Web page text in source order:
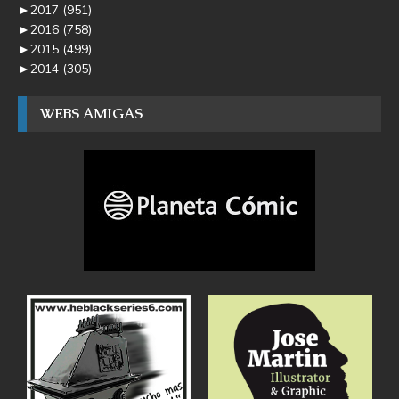
►2017 (951)
►2016 (758)
►2015 (499)
►2014 (305)
WEBS AMIGAS